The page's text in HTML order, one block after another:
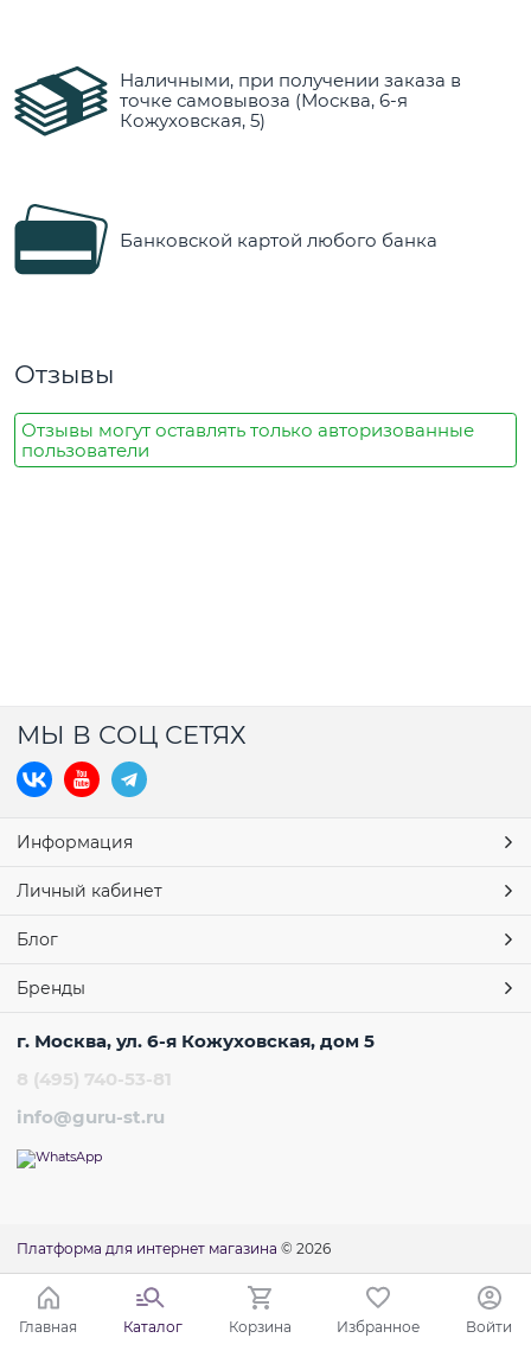
Наличными, при получении заказа в
точке самовывоза (Москва, 6-я
Кожуховская, 5)
Банковской картой любого банка
Отзывы
Отзывы могут оставлять только авторизованные
пользователи
МЫ В СОЦ СЕТЯХ
Информация
Личный кабинет
Блог
Бренды
г. Москва, ул. 6-я Кожуховская, дом 5
8 (495) 740-53-81
info@guru-st.ru
Платформа для интернет магазина © 2026
Главная Каталог Корзина Избранное Войти